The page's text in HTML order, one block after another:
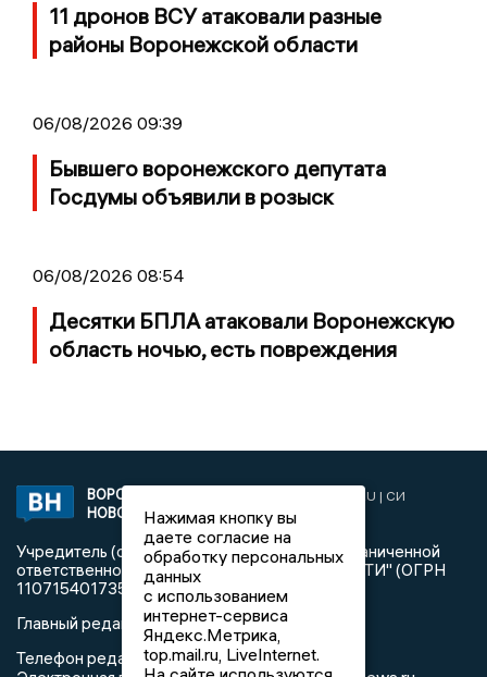
11 дронов ВСУ атаковали разные
районы Воронежской области
06/08/2026 09:39
Бывшего воронежского депутата
Госдумы объявили в розыск
06/08/2026 08:54
Десятки БПЛА атаковали Воронежскую
область ночью, есть повреждения
ВОРОНЕЖСКИЕ
НОВОСТИ
2019 © VORONEZHNEWS.RU | СИ
«Воронежские новости»
Учредитель (соучредители): Общество с ограниченной
ответственностью "РЕГИОНАЛЬНЫЕ НОВОСТИ" (ОГРН
1107154017354)
Главный редактор: Пирогов А.А.
Телефон редакции: +7 (473) 262 77 92
Нажимая кнопку вы
даете согласие на
обработку персональных
данных
с использованием
интернет-сервиса
Яндекс.Метрика,
top.mail.ru, LiveInternet.